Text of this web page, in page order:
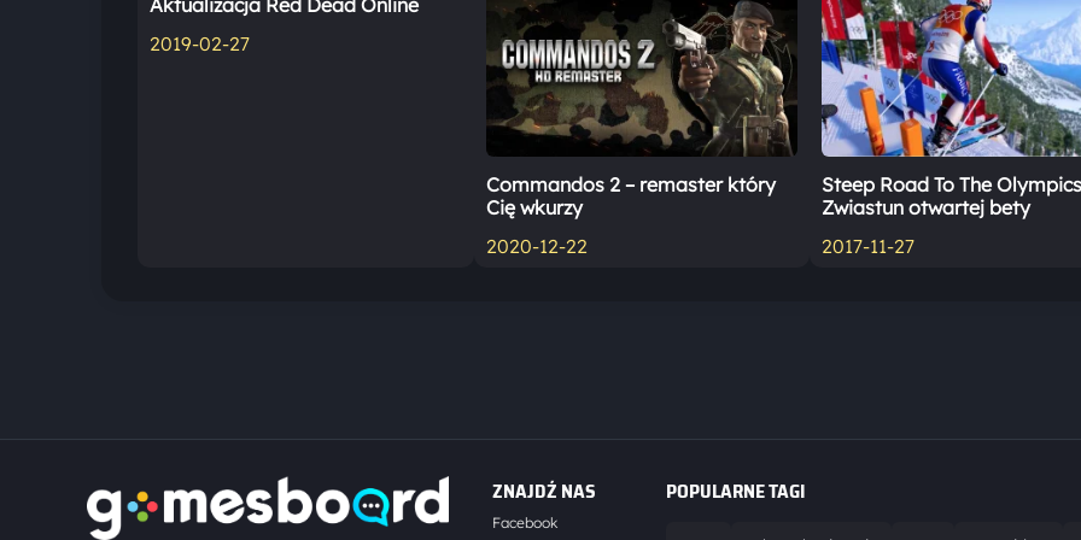
2019-02-27
Commandos 2 – remaster który
Cię wkurzy
2020-12-22
Steep Road To The
Zwiastun otwartej bety
2017-11-27
ZNAJDŹ NAS
Facebook
POPULARNE TAGI